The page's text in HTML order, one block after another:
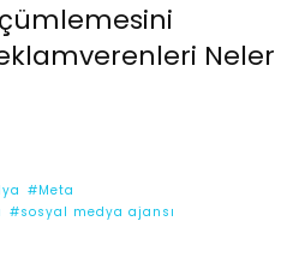
Neler
#Meta
#sosyal medya ajansı